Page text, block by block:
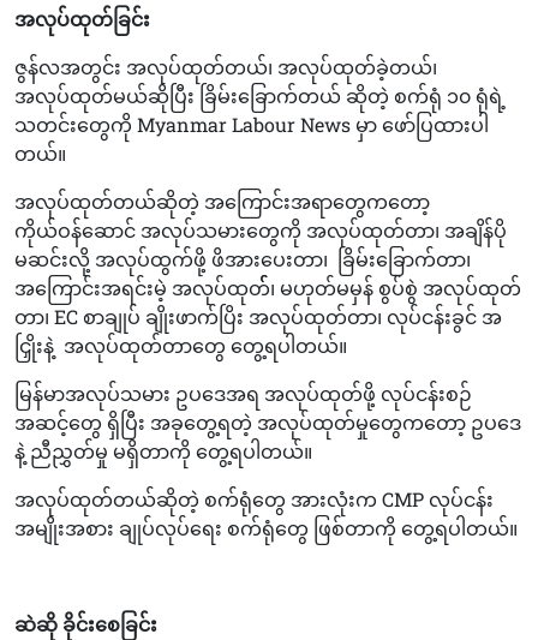
အလုပ်ထုတ်ခြင်း
ဇွန်လအတွင်း အလုပ်ထုတ်တယ်၊ အလုပ်ထုတ်ခဲ့တယ်၊
အလုပ်ထုတ်မယ်ဆိုပြီး ခြိမ်းခြောက်တယ် ဆိုတဲ့ စက်ရုံ ၁၀ ရုံရဲ့
သတင်းတွေကို Myanmar Labour News မှာ ဖော်ပြထားပါ
တယ်။
အလုပ်ထုတ်တယ်ဆိုတဲ့ အကြောင်းအရာတွေကတော့
ကိုယ်ဝန်ဆောင် အလုပ်သမားတွေကို အလုပ်ထုတ်တာ၊ အချိန်ပို
မဆင်းလို့ အလုပ်ထွက်ဖို့ ဖိအားပေးတာ၊
ခြိမ်းခြောက်တာ၊
အကြောင်းအရင်းမဲ့ အလုပ်ထုတ််၊ မဟုတ်မမှန် စွပ်စွဲ အလုပ်ထုတ်
တာ၊ EC စာချုပ် ချိုးဖာက်ပြိး အလုပ်ထုတ်တာ၊ လုပ်ငန်းခွင် အ
ငြှိုးနဲ့ အလုပ်ထုတ်တာတွေ တွေ့ရပါတယ်။
မြန်မာအလုပ်သမား ဥပဒေအရ အလုပ်ထုတ်ဖို့ လုပ်ငန်းစဉ်
အဆင့်တွေ ရှိပြီး အခုတွေ့ရတဲ့ အလုပ်ထုတ်မှုတွေကတော့ ဥပဒေ
နဲ့ ညီညွှတ်မှု မရှိတာကို တွေ့ရပါတယ်။
အလုပ်ထုတ်တယ်ဆိုတဲ့ စက်ရုံတွေ အားလုံးက CMP လုပ်ငန်း
အမျိုးအစား ချုပ်လုပ်ရေး စက်ရုံတွေ ဖြစ်တာကို တွေ့ရပါတယ်။
ဆဲဆို ခိုင်းစေခြင်း